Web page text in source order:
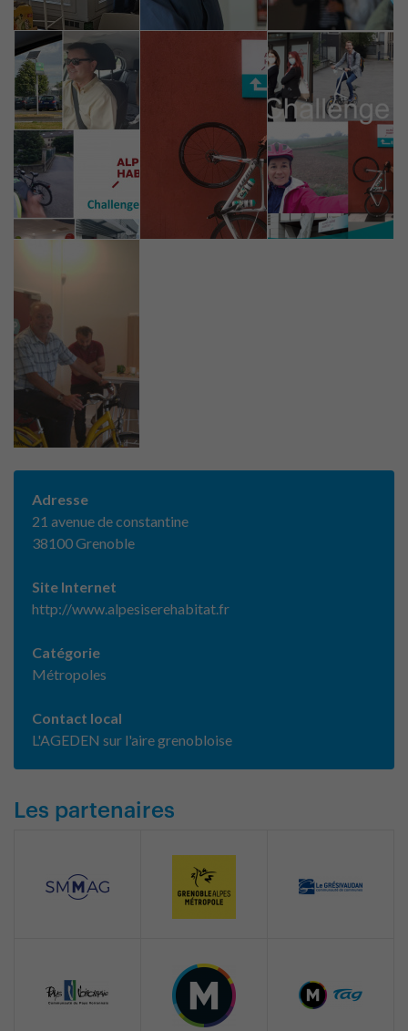
Adresse
21 avenue de constantine
38100 Grenoble
Site Internet
http://www.alpesiserehabitat.fr
Catégorie
Métropoles
Contact local
L'AGEDEN sur l'aire grenobloise
Les partenaires